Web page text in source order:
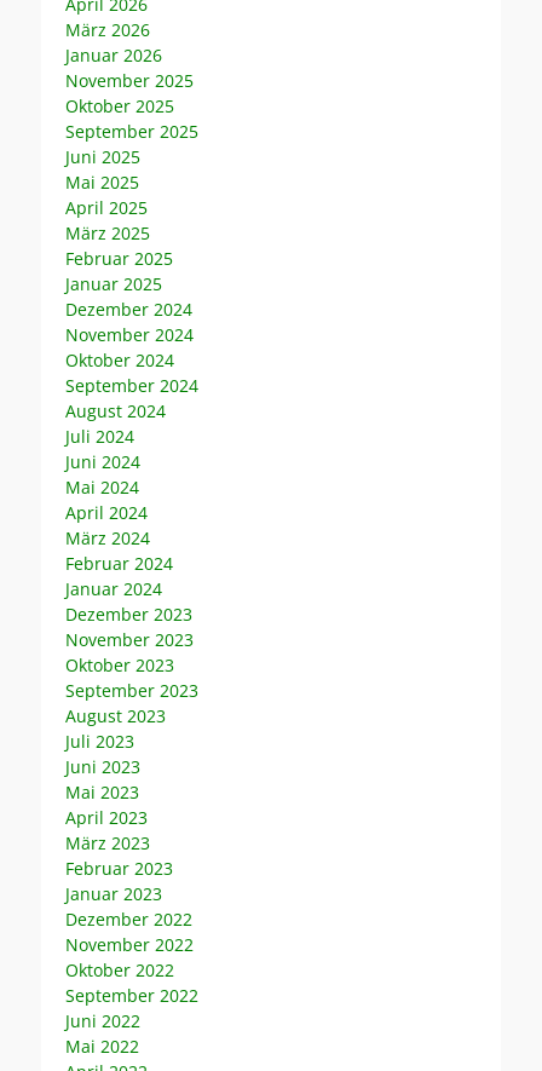
März 2026
Januar 2026
November 2025
Oktober 2025
September 2025
Juni 2025
Mai 2025
April 2025
März 2025
Februar 2025
Januar 2025
Dezember 2024
November 2024
Oktober 2024
September 2024
August 2024
Juli 2024
Juni 2024
Mai 2024
April 2024
März 2024
Februar 2024
Januar 2024
Dezember 2023
November 2023
Oktober 2023
September 2023
August 2023
Juli 2023
Juni 2023
Mai 2023
April 2023
März 2023
Februar 2023
Januar 2023
Dezember 2022
November 2022
Oktober 2022
September 2022
Juni 2022
Mai 2022